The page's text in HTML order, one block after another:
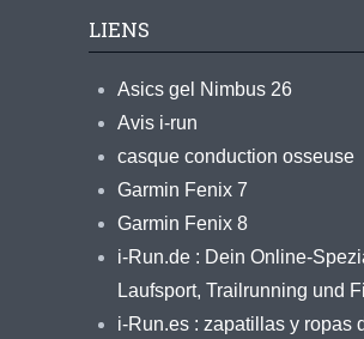
LIENS
Asics gel Nimbus 26
Avis i-run
casque conduction osseuse
Garmin Fenix 7
Garmin Fenix 8
i-Run.de : Dein Online-
Laufsport, Trailrunning und
i-Run.es : zapatillas y ropas